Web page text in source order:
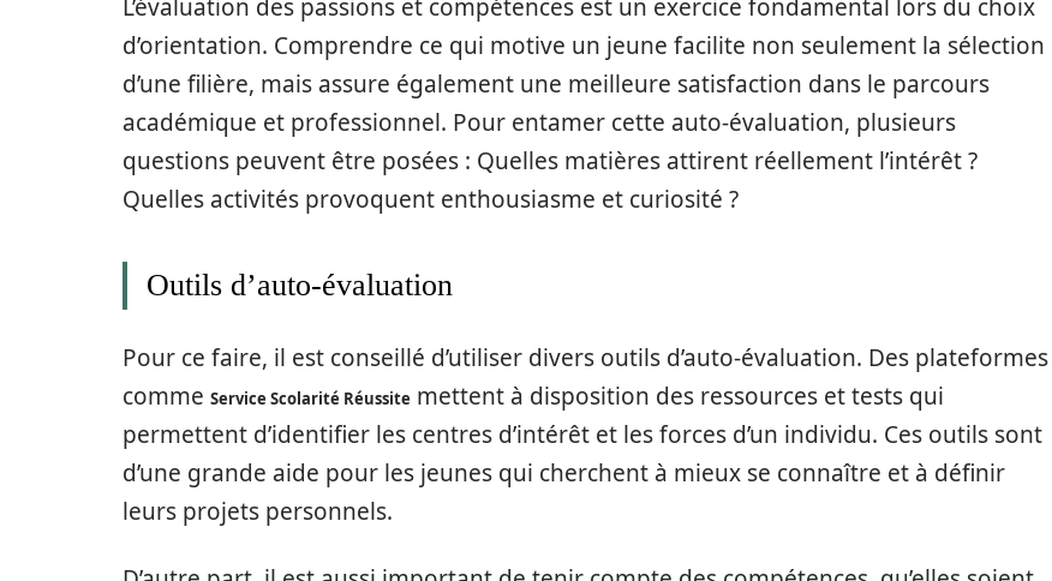
L’évaluation des passions et compétences est un exercice fondamental lors du choix
d’orientation. Comprendre ce qui motive un jeune facilite non seulement la sélection
d’une filière, mais assure également une meilleure satisfaction dans le parcours
académique et professionnel. Pour entamer cette auto-évaluation, plusieurs
questions peuvent être posées : Quelles matières attirent réellement l’intérêt ?
Quelles activités provoquent enthousiasme et curiosité ?
Outils d’auto-évaluation
Pour ce faire, il est conseillé d’utiliser divers outils d’auto-évaluation. Des plateformes
comme Service Scolarité Réussite mettent à disposition des ressources et tests qui
permettent d’identifier les centres d’intérêt et les forces d’un individu. Ces outils sont
d’une grande aide pour les jeunes qui cherchent à mieux se connaître et à définir
leurs projets personnels.